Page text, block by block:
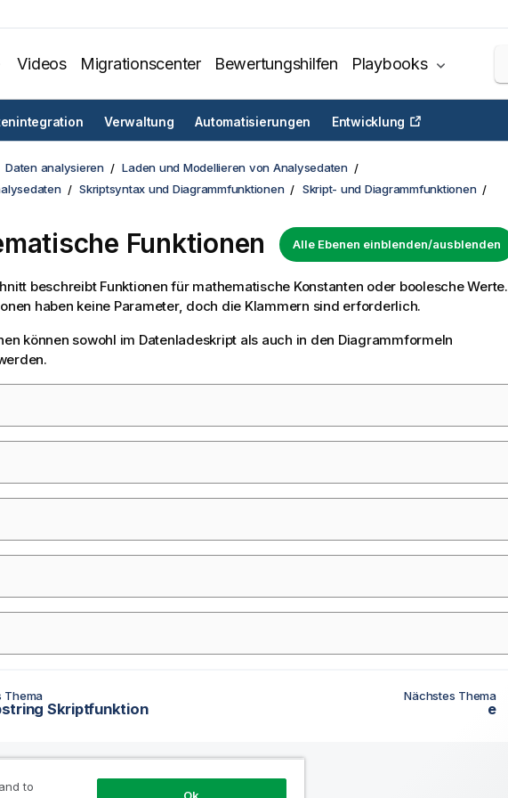
Videos Migrationscenter Bewertungshilfen Playbooks
Verwaltung Automatisierungen Entwicklung
Daten analysieren
Laden und Modellieren von Analysedaten
Skriptsyntax und Diagrammfunktionen Skript- und Diagrammfunktionen
Alle Ebenen einblenden/ausblenden
Funktionen
beschreibt Funktionen für mathematische Konstanten oder boolesche Werte.
haben keine Parameter, doch die Klammern sind erforderlich.
können sowohl im Datenladeskript als auch in den Diagrammformeln
Thema
Skriptfunktion
Nächstes Thema
e
to